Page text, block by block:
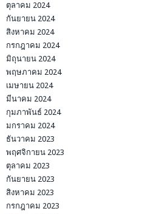
ตุลาคม 2024
กันยายน 2024
สิงหาคม 2024
กรกฎาคม 2024
มิถุนายน 2024
พฤษภาคม 2024
เมษายน 2024
มีนาคม 2024
กุมภาพันธ์ 2024
มกราคม 2024
ธันวาคม 2023
พฤศจิกายน 2023
ตุลาคม 2023
กันยายน 2023
สิงหาคม 2023
กรกฎาคม 2023